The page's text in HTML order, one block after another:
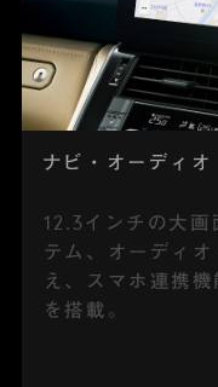
ナビ・オーディオ
12.3インチの大
テム、オーディ
え、スマホ連携
を搭載。